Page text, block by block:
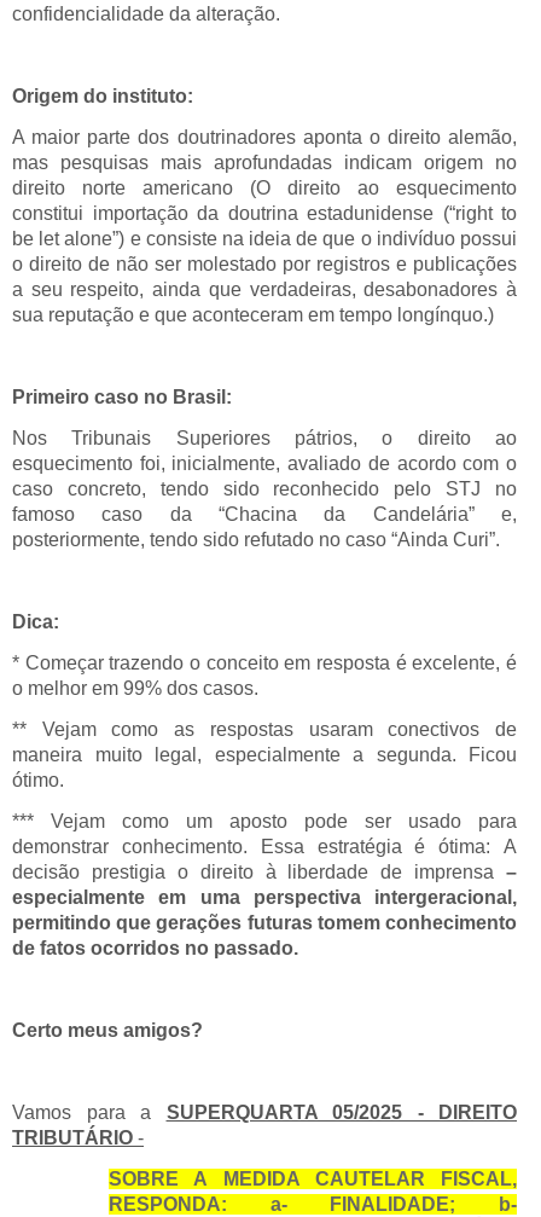
confidencialidade da alteração.
Origem do instituto:
A maior parte dos doutrinadores aponta o direito alemão,
mas pesquisas mais aprofundadas indicam origem no
direito norte americano (O direito ao esquecimento
constitui importação da doutrina estadunidense (“right to
be let alone”) e consiste na ideia de que o indivíduo possui
o direito de não ser molestado por registros e publicações
a seu respeito, ainda que verdadeiras, desabonadores à
sua reputação e que aconteceram em tempo longínquo.)
Primeiro caso no Brasil:
Nos Tribunais Superiores pátrios, o direito ao
esquecimento foi, inicialmente, avaliado de acordo com o
caso concreto, tendo sido reconhecido pelo STJ no
famoso caso da “Chacina da Candelária” e,
posteriormente, tendo sido refutado no caso “Ainda Curi”.
Dica:
* Começar trazendo o conceito em resposta é excelente, é
o melhor em 99% dos casos.
** Vejam como as respostas usaram conectivos de
maneira muito legal, especialmente a segunda. Ficou
ótimo.
*** Vejam como um aposto pode ser usado para
demonstrar conhecimento. Essa estratégia é ótima: A
decisão prestigia o direito à liberdade de imprensa –
especialmente em uma perspectiva intergeracional,
permitindo que gerações futuras tomem conhecimento
de fatos ocorridos no passado.
Certo meus amigos?
Vamos para a SUPERQUARTA 05/2025 - DIREITO
TRIBUTÁRIO -
SOBRE A MEDIDA CAUTELAR FISCAL,
RESPONDA: a- FINALIDADE; b-